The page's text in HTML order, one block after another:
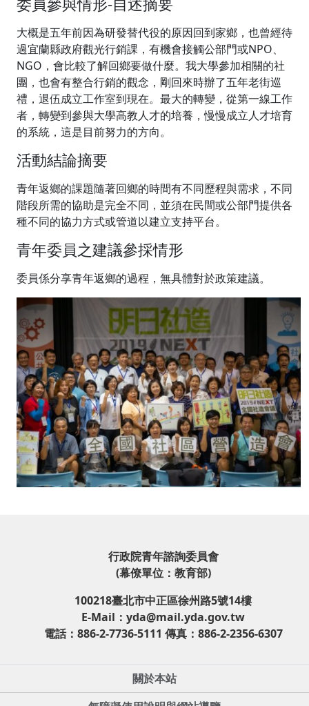
大概是五年前因為研發替代役的原因回到家鄉，也曾經待
過宜蘭縣政府觀光行銷課，有機會接觸公部門或NPO、
NGO，會比較了解回鄉要做什麼。我大學參加相關的社
團，也會有整合行銷的觀念，剛回來時辦了五年老街巡
禮，退伍成立工作室到現在。最大的轉變，從第一線工作
者，轉變到參與大學高教人才的培養，慢慢成立人才培育
的系統，這是目前努力的方向。
活動結論摘要
青年返鄉的課題隨著回鄉的時間有不同歷程與需求，不同
階段所需的協助是完全不同，並須在民間或公部門提供各
種不同的協力方式或管道以建立支持平台。
青年委員之建議參採情形
委員係分享青年返鄉的過程，無具體對於政策建議。
行政院青年諮詢委員會
(幕僚單位：教育部)
100218臺北市中正區徐州路5號14樓
E-Mail：yda@mail.yda.gov.tw
電話：886-2-7736-5111 傳真：886-2-2356-6307
關於本站